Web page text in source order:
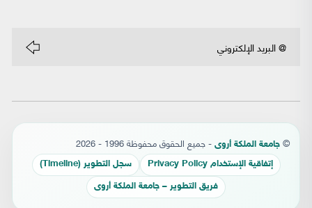
© جامعة الملكة أروى - جميع الحقوق محفوظة 1996 - 2026
إتفاقية الإستخدام Privacy Policy سجل التطوير (Timeline)
فريق التطوير – جامعة الملكة أروى